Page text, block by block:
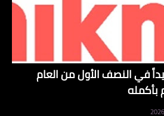
في النصف الأول من العام
بأكمله